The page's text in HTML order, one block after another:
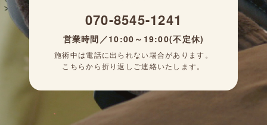
070-8545-1241
営業時間／10:00～19:00(不定休)
施術中は電話に出られない場合があります。
こちらから折り返しご連絡いたします。